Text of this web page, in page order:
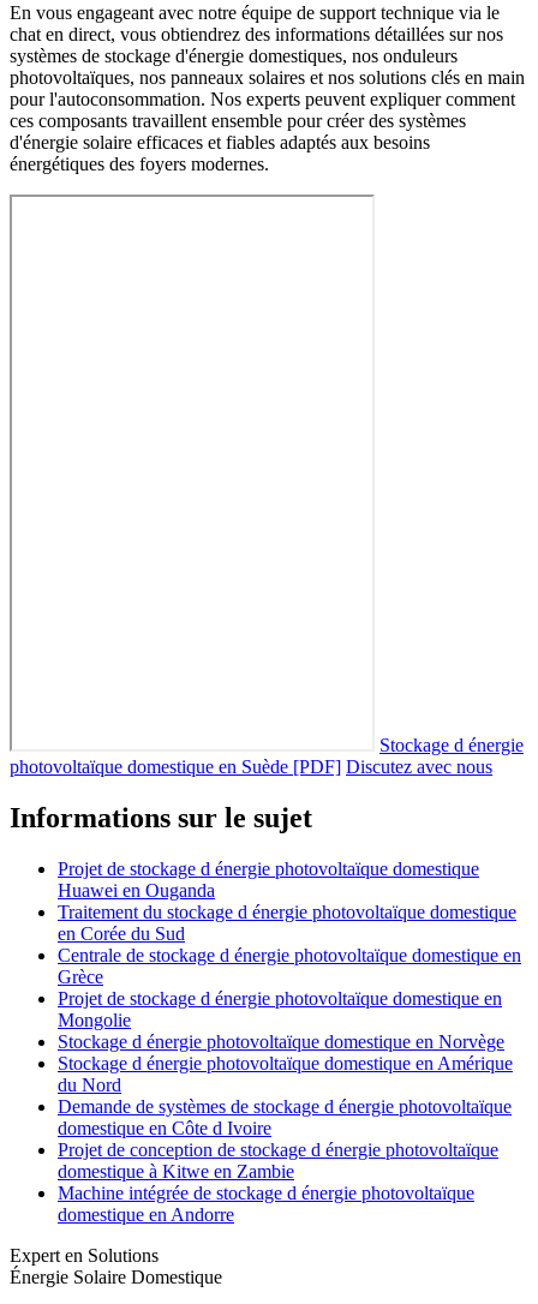
En vous engageant avec notre équipe de support technique via le
chat en direct, vous obtiendrez des informations détaillées sur nos
systèmes de stockage d'énergie domestiques, nos onduleurs
photovoltaïques, nos panneaux solaires et nos solutions clés en main
pour l'autoconsommation. Nos experts peuvent expliquer comment
ces composants travaillent ensemble pour créer des systèmes
d'énergie solaire efficaces et fiables adaptés aux besoins
énergétiques des foyers modernes.
Stockage d énergie
photovoltaïque domestique en Suède [PDF] Discutez avec nous
Informations sur le sujet
Projet de stockage d énergie photovoltaïque domestique
Huawei en Ouganda
Traitement du stockage d énergie photovoltaïque domestique
en Corée du Sud
Centrale de stockage d énergie photovoltaïque domestique en
Grèce
Projet de stockage d énergie photovoltaïque domestique en
Mongolie
Stockage d énergie photovoltaïque domestique en Norvège
Stockage d énergie photovoltaïque domestique en Amérique
du Nord
Demande de systèmes de stockage d énergie photovoltaïque
domestique en Côte d Ivoire
Projet de conception de stockage d énergie photovoltaïque
domestique à Kitwe en Zambie
Machine intégrée de stockage d énergie photovoltaïque
domestique en Andorre
Expert en Solutions
Énergie Solaire Domestique